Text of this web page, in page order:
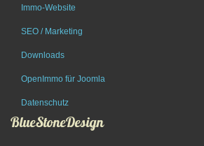
Immo-Website
SEO / Marketing
Downloads
OpenImmo für Joomla
Datenschutz
BlueStoneDesign